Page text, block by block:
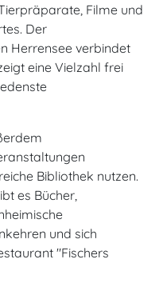
Filme und
Der
Herrensee verbindet
eine Vielzahl frei
Bibliothek nutzen.
es Bücher,
und sich
"Fischers